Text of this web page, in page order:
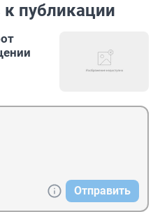
публикации
Отправить